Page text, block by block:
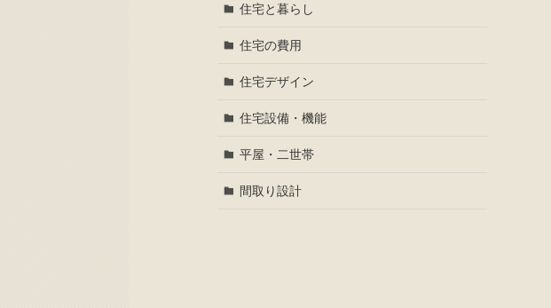
住宅と暮らし
住宅の費用
住宅デザイン
住宅設備・機能
平屋・二世帯
間取り設計